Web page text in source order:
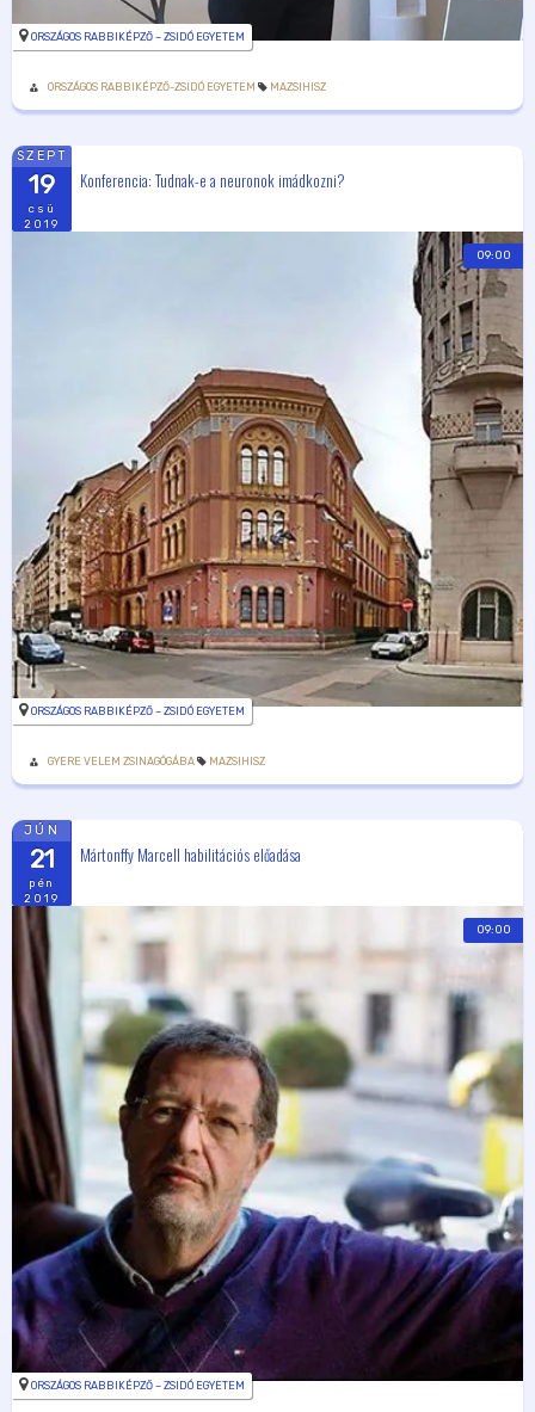
ORSZÁGOS RABBIKÉPZŐ – ZSIDÓ EGYETEM
ORSZÁGOS RABBIKÉPZŐ-ZSIDÓ EGYETEM MAZSIHISZ
SZEPT
19
csü
2019
Konferencia: Tudnak-e a neuronok imádkozni?
09:00
ORSZÁGOS RABBIKÉPZŐ – ZSIDÓ EGYETEM
GYERE VELEM ZSINAGÓGÁBA MAZSIHISZ
JÚN
21
pén
2019
Mártonffy Marcell habilitációs előadása
09:00
ORSZÁGOS RABBIKÉPZŐ – ZSIDÓ EGYETEM